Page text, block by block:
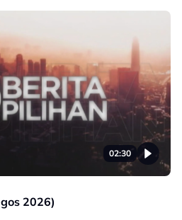
02:30
2026)